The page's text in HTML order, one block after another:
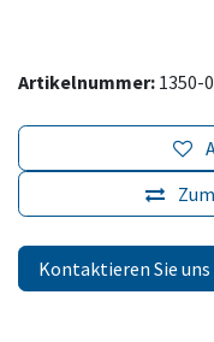
Artikelnummer: 1350-
Kontaktieren Sie uns